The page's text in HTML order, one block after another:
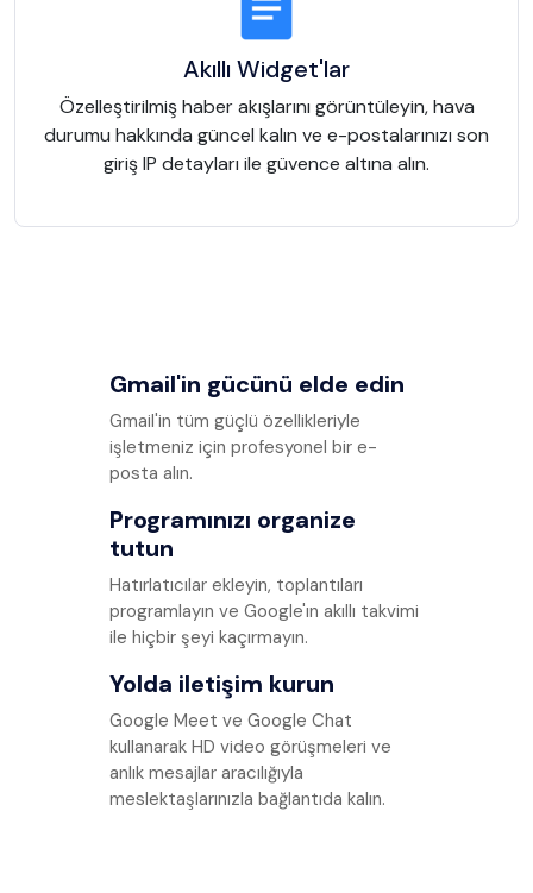
Akıllı Widget'lar
Özelleştirilmiş haber akışlarını görüntüleyin, hava
durumu hakkında güncel kalın ve e-postalarınızı son
giriş IP detayları ile güvence altına alın.
Gmail'in gücünü elde edin
Gmail'in tüm güçlü özellikleriyle
işletmeniz için profesyonel bir e-
posta alın.
Programınızı organize
tutun
Hatırlatıcılar ekleyin, toplantıları
programlayın ve Google'ın akıllı takvimi
ile hiçbir şeyi kaçırmayın.
Yolda iletişim kurun
Google Meet ve Google Chat
kullanarak HD video görüşmeleri ve
anlık mesajlar aracılığıyla
meslektaşlarınızla bağlantıda kalın.